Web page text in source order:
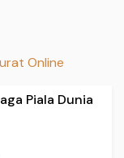
Online
Piala Dunia